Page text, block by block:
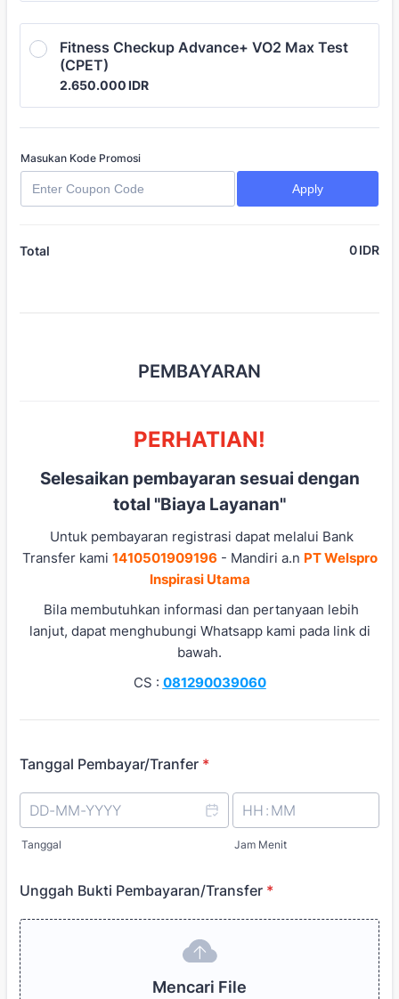
Fitness Checkup Advance+ VO2 Max Test
(CPET)
2.650.000 IDR
2.650.000IDR
Masukan Kode Promosi
Apply
Total 0IDR
PEMBAYARAN
PERHATIAN!
Selesaikan pembayaran sesuai dengan
total "Biaya Layanan"
Untuk pembayaran registrasi dapat melalui Bank
Transfer kami 1410501909196- Mandiri a.n PT Welspro
Inspirasi Utama
Bila membutuhkan informasi dan pertanyaan lebih
lanjut, dapat menghubungi Whatsapp kami pada link di
bawah.
CS : 081290039060
Tanggal Pembayar/Tranfer *
Tanggal Jam Menit
Unggah Bukti Pembayaran/Transfer *
Mencari File